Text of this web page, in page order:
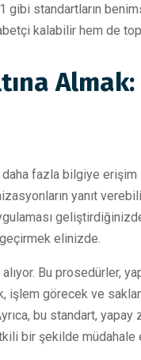
standartların
kalabilir hem de
fazla bilgiye erişim
yanıt
elinizde.
Bu prosedürler,
görecek ve
bu standart,
bir şekilde müdahale